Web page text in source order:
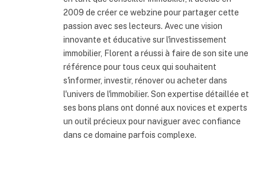
2009 de créer ce webzine pour partager cette
passion avec ses lecteurs. Avec une vision
innovante et éducative sur l'investissement
immobilier, Florent a réussi à faire de son site une
référence pour tous ceux qui souhaitent
s'informer, investir, rénover ou acheter dans
l'univers de l'immobilier. Son expertise détaillée et
ses bons plans ont donné aux novices et experts
un outil précieux pour naviguer avec confiance
dans ce domaine parfois complexe.